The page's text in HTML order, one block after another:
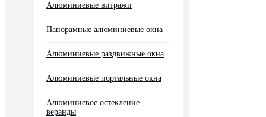
Алюминиевые витражи
Панорамные алюминиевые окна
Алюминиевые раздвижные окна
Алюминиевые портальные окна
Алюминиевое остекление
веранды